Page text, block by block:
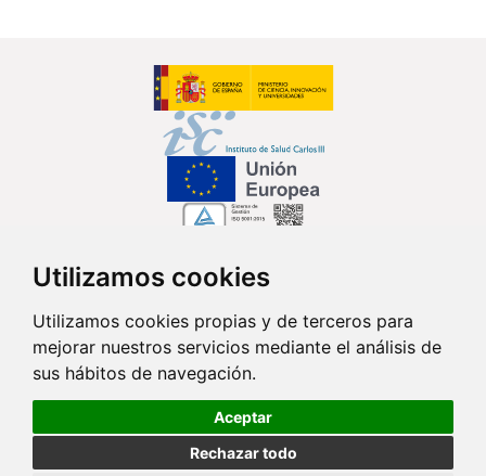
Utilizamos cookies
Utilizamos cookies propias y de terceros para
mejorar nuestros servicios mediante el análisis de
sus hábitos de navegación.
Aceptar
Rechazar todo
Síguenos en...
Contacto
Av. Monforte de Lemos, 3-5. Pabellón 11. Planta 0 28029 Madrid
info@ciberisciii.es